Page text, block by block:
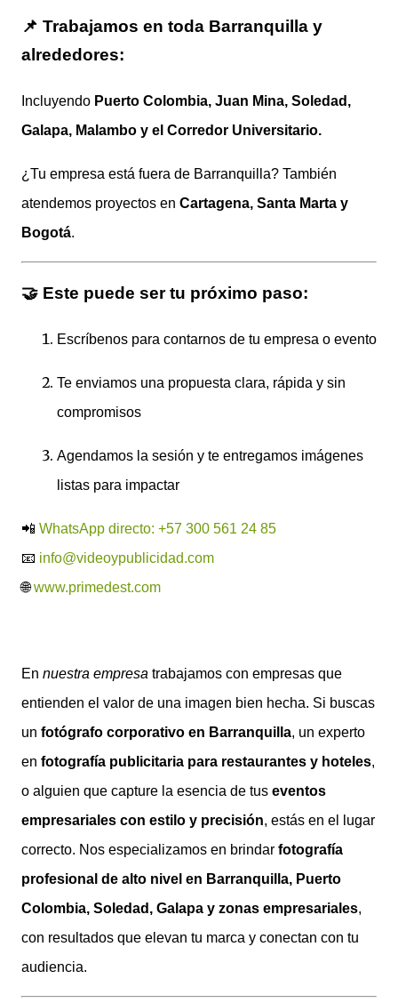
📌 Trabajamos en toda Barranquilla y
alrededores:
Incluyendo Puerto Colombia, Juan Mina, Soledad,
Galapa, Malambo y el Corredor Universitario.
¿Tu empresa está fuera de Barranquilla? También
atendemos proyectos en Cartagena, Santa Marta y
Bogotá.
🤝 Este puede ser tu próximo paso:
Escríbenos para contarnos de tu empresa o evento
Te enviamos una propuesta clara, rápida y sin
compromisos
Agendamos la sesión y te entregamos imágenes
listas para impactar
📲 WhatsApp directo: +57 300 561 24 85
📧 info@videoypublicidad.com
🌐www.primedest.com
En nuestra empresa trabajamos con empresas que
entienden el valor de una imagen bien hecha. Si buscas
un fotógrafo corporativo en Barranquilla, un experto
en fotografía publicitaria para restaurantes y hoteles,
o alguien que capture la esencia de tus eventos
empresariales con estilo y precisión, estás en el lugar
correcto. Nos especializamos en brindar fotografía
profesional de alto nivel en Barranquilla, Puerto
Colombia, Soledad, Galapa y zonas empresariales,
con resultados que elevan tu marca y conectan con tu
audiencia.